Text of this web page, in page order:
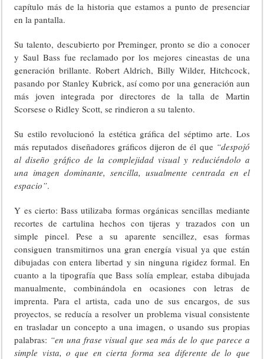
capítulo más de la historia que estamos a punto de presenciar
en la pantalla.
Su talento, descubierto por Preminger, pronto se dio a conocer
y Saul Bass fue reclamado por los mejores cineastas de una
generación brillante. Robert Aldrich, Billy Wilder, Hitchcock,
pasando por Stanley Kubrick, así como por una generación aun
más joven integrada por directores de la talla de Martin
Scorsese o Ridley Scott, se rindieron a su talento.
Su estilo revolucionó la estética gráfica del séptimo arte. Los
más reputados diseñadores gráficos dijeron de él que “despojó
al diseño gráfico de la complejidad visual y reduciéndolo a
una imagen dominante, sencilla, usualmente centrada en el
espacio”.
Y es cierto: Bass utilizaba formas orgánicas sencillas mediante
recortes de cartulina hechos con tijeras y trazados con un
simple pincel. Pese a su aparente sencillez, esas formas
consiguen transmitirnos una gran energía visual ya que están
dibujadas con entera libertad y sin ninguna rigidez formal. En
cuanto a la tipografía que Bass solía emplear, estaba dibujada
manualmente, combinándola en ocasiones con letras de
imprenta. Para el artista, cada uno de sus encargos, de sus
proyectos, se reducía a resolver un problema visual consistente
en trasladar un concepto a una imagen, o usando sus propias
palabras: “en una frase visual que sea más de lo que parece a
simple vista, o que en cierta forma sea diferente de lo que